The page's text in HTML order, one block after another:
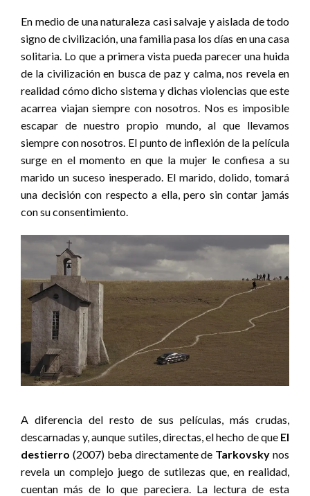
En medio de una naturaleza casi salvaje y aislada de todo
signo de civilización, una familia pasa los días en una casa
solitaria. Lo que a primera vista pueda parecer una huida
de la civilización en busca de paz y calma, nos revela en
realidad cómo dicho sistema y dichas violencias que este
acarrea viajan siempre con nosotros. Nos es imposible
escapar de nuestro propio mundo, al que llevamos
siempre con nosotros. El punto de inflexión de la película
surge en el momento en que la mujer le confiesa a su
marido un suceso inesperado. El marido, dolido, tomará
una decisión con respecto a ella, pero sin contar jamás
con su consentimiento.
A diferencia del resto de sus películas, más crudas,
descarnadas y, aunque sutiles, directas, el hecho de que El
destierro (2007) beba directamente de Tarkovsky nos
revela un complejo juego de sutilezas que, en realidad,
cuentan más de lo que pareciera. La lectura de esta